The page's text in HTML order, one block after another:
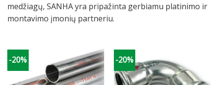
medžiagų, SANHA yra pripažinta gerbiamu platinimo ir
montavimo įmonių partneriu.
-20% -20%